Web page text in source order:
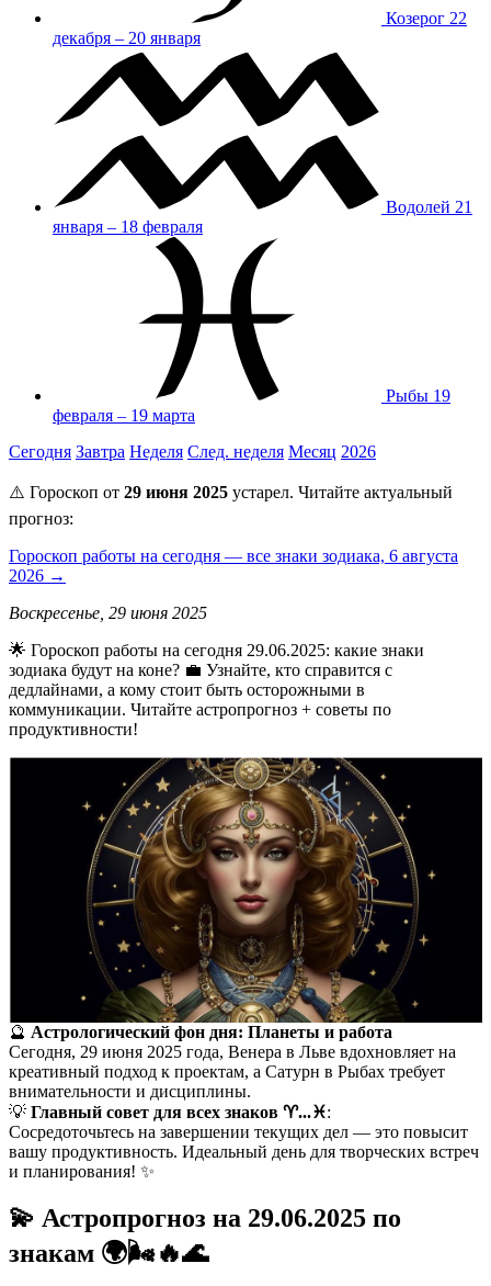
Козерог 22
декабря – 20 января
Водолей 21
января – 18 февраля
Рыбы 19
февраля – 19 марта
Сегодня Завтра Неделя След. неделя Месяц 2026
⚠️ Гороскоп от 29 июня 2025 устарел. Читайте актуальный
прогноз:
Гороскоп работы на сегодня — все знаки зодиака, 6 августа
2026 →
Воскресенье, 29 июня 2025
🌟 Гороскоп работы на сегодня 29.06.2025: какие знаки
зодиака будут на коне? 💼 Узнайте, кто справится с
дедлайнами, а кому стоит быть осторожными в
коммуникации. Читайте астропрогноз + советы по
продуктивности!
🔮 Астрологический фон дня: Планеты и работа
Сегодня, 29 июня 2025 года, Венера в Льве вдохновляет на
креативный подход к проектам, а Сатурн в Рыбах требует
внимательности и дисциплины.
💡 Главный совет для всех знаков ♈️...♓️:
Сосредоточьтесь на завершении текущих дел — это повысит
вашу продуктивность. Идеальный день для творческих встреч
и планирования! ✨
💫 Астропрогноз на 29.06.2025 по
знакам 🌍🌬️🔥🌊